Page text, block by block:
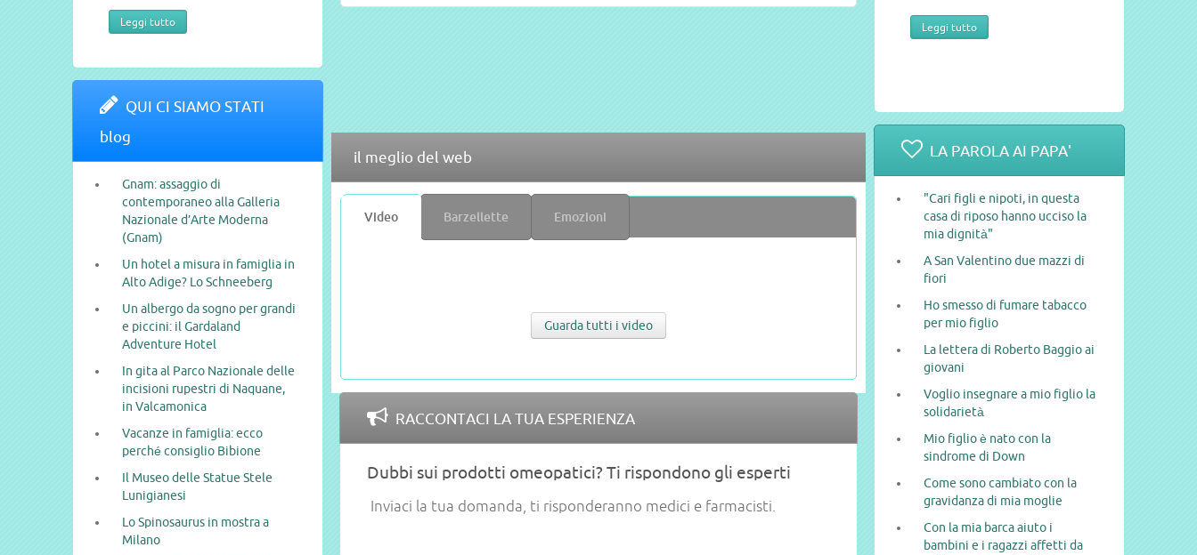
il meglio del web
Video Barzellette Emozioni
Guarda tutti i video
RACCONTACI LA TUA ESPERIENZA
Dubbi sui prodotti omeopatici? Ti rispondono gli esperti
Inviaci la tua domanda, ti risponderanno medici e farmacisti.
Leggi tutto
QUI CI SIAMO STATI
blog
Gnam: assaggio di
contemporaneo alla Galleria
Nazionale d’Arte Moderna
(Gnam)
Un hotel a misura in famiglia in
Alto Adige? Lo Schneeberg
Un albergo da sogno per grandi
e piccini: il Gardaland
Adventure Hotel
In gita al Parco Nazionale delle
incisioni rupestri di Naquane,
in Valcamonica
Vacanze in famiglia: ecco
perché consiglio Bibione
Il Museo delle Statue Stele
Lunigianesi
Lo Spinosaurus in mostra a
Milano
Leggi tutto
LA PAROLA AI PAPA'
"Cari figli e nipoti, in questa
casa di riposo hanno ucciso la
mia dignità"
A San Valentino due mazzi di
fiori
Ho smesso di fumare tabacco
per mio figlio
La lettera di Roberto Baggio ai
giovani
Voglio insegnare a mio figlio la
solidarietà
Mio figlio è nato con la
sindrome di Down
Come sono cambiato con la
gravidanza di mia moglie
Con la mia barca aiuto i
bambini e i ragazzi affetti da